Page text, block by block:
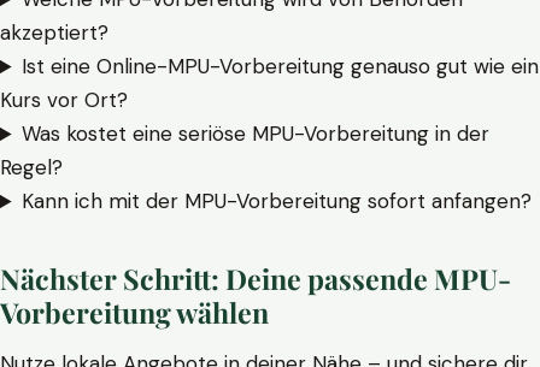
akzeptiert?
Ist eine Online-MPU-Vorbereitung genauso gut wie ein
Kurs vor Ort?
Was kostet eine seriöse MPU-Vorbereitung in der
Regel?
Kann ich mit der MPU-Vorbereitung sofort anfangen?
Nächster Schritt: Deine passende MPU-
Vorbereitung wählen